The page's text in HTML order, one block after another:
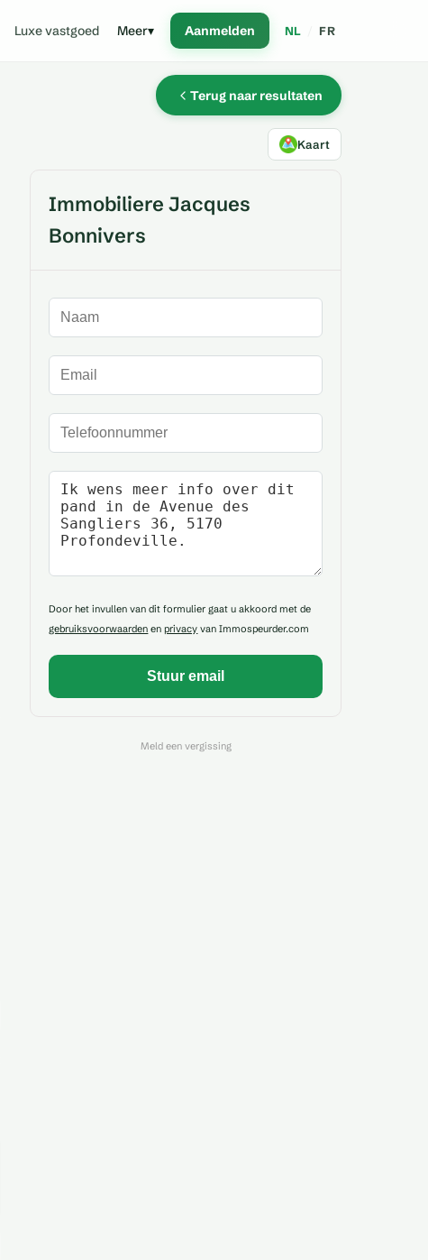
Luxe vastgoed Meer▾ Aanmelden NL FR
Terug naar resultaten
Kaart
Immobiliere Jacques
Bonnivers
Naam
E-mailadres
Telefoonnummer
Uw bericht
Door het invullen van dit formulier gaat u akkoord met de
gebruiksvoorwaarden enprivacy van Immospeurder.com
Meld een vergissing